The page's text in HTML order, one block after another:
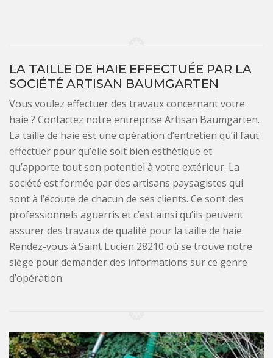
LA TAILLE DE HAIE EFFECTUÉE PAR LA
SOCIÉTÉ ARTISAN BAUMGARTEN
Vous voulez effectuer des travaux concernant votre
haie ? Contactez notre entreprise Artisan Baumgarten.
La taille de haie est une opération d’entretien qu’il faut
effectuer pour qu’elle soit bien esthétique et
qu’apporte tout son potentiel à votre extérieur. La
société est formée par des artisans paysagistes qui
sont à l’écoute de chacun de ses clients. Ce sont des
professionnels aguerris et c’est ainsi qu’ils peuvent
assurer des travaux de qualité pour la taille de haie.
Rendez-vous à Saint Lucien 28210 où se trouve notre
siège pour demander des informations sur ce genre
d’opération.